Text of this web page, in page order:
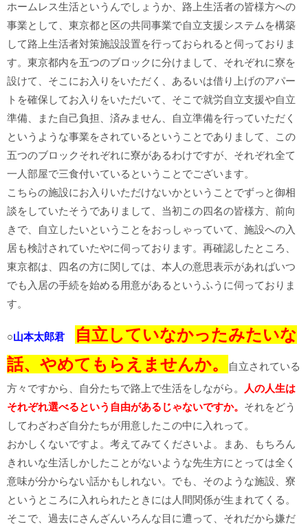
ホームレス生活というんでしょうか、路上生活者の皆様方への
事業として、東京都と区の共同事業で自立支援システムを構築
して路上生活者対策施設設置を行っておられると伺っておりま
す。東京都内を五つのブロックに分けまして、それぞれに寮を
設けて、そこにお入りをいただく、あるいは借り上げのアパー
トを確保してお入りをいただいて、そこで就労自立支援や自立
準備、また自己負担、済みません、自立準備を行っていただく
というような事業をされているということでありまして、この
五つのブロックそれぞれに寮があるわけですが、それぞれ全て
一人部屋で三食付いているということでございます。
こちらの施設にお入りいただけないかということでずっと御相
談をしていたそうでありまして、当初この四名の皆様方、前向
きで、自立したいということをおっしゃっていて、施設への入
居も検討されていたやに伺っております。再確認したところ、
東京都は、四名の方に関しては、本人の意思表示があればいつ
でも入居の手続を始める用意があるというふうに伺っておりま
す。
○山本太郎君
自立していなかったみたいな
話、やめてもらえませんか。
自立されている
方々ですから、自分たちで路上で生活をしながら。
人の人生は
それぞれ選べるという自由があるじゃないですか。 それをどう
してわざわざ自分たちが用意したこの中に入れって。
おかしくないですよ。考えてみてくださいよ。まあ、もちろん
きれいな生活しかしたことがないような先生方にとっては全く
意味が分からない話かもしれない。でも、そのような施設、寮
というところに入れられたときには人間関係が生まれてくる。
そこで、過去にさんざんいろんな目に遭って、それだから嫌だ